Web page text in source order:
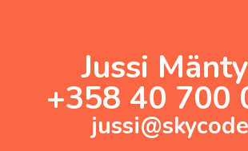
Jussi
+358 40 700